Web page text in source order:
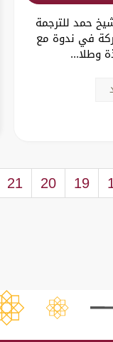
حمد للترجمة
في ندوة مع
وطلا...
19
20
21